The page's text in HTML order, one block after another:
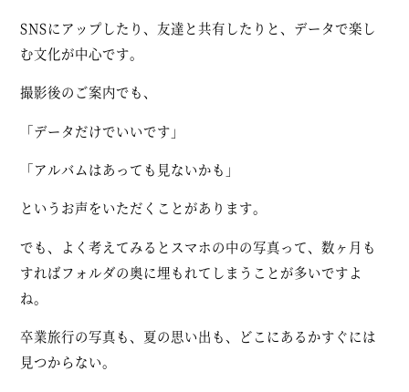
SNSにアップしたり、友達と共有したりと、データで楽し
む文化が中心です。
撮影後のご案内でも、
「データだけでいいです」
「アルバムはあっても見ないかも」
というお声をいただくことがあります。
でも、よく考えてみるとスマホの中の写真って、数ヶ月も
すればフォルダの奥に埋もれてしまうことが多いですよ
ね。
卒業旅行の写真も、夏の思い出も、どこにあるかすぐには
見つからない。